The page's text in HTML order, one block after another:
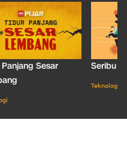
Sesar
Seribu
Teknologi